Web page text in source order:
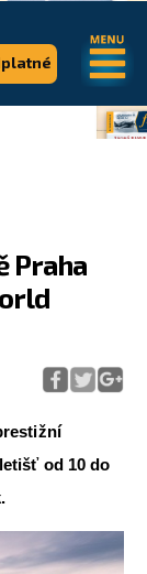
Praha
od 10 do
.